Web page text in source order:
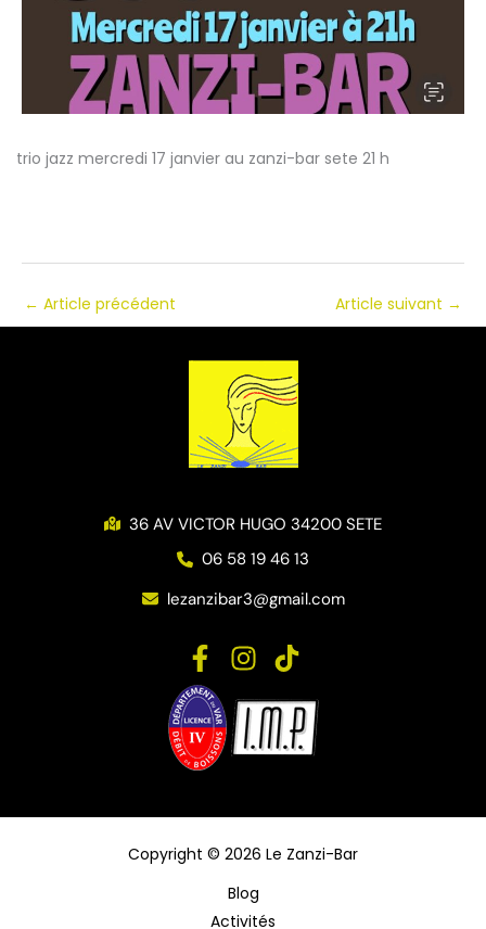
trio jazz mercredi 17 janvier au zanzi-bar sete 21 h
← Article précédent Article suivant →
36 AV VICTOR HUGO 34200 SETE
06 58 19 46 13
lezanzibar3@gmail.com
Copyright © 2026 Le Zanzi-Bar
Blog
Activités